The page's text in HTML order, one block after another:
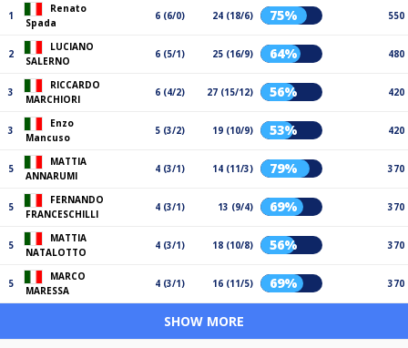
1
Renato
Spada
6 (6/0) 24 (18/6) 75% 550
2
LUCIANO
SALERNO
6 (5/1) 25 (16/9) 64% 480
3
RICCARDO
MARCHIORI
6 (4/2) 27 (15/12) 56% 420
3
Enzo
Mancuso
5 (3/2) 19 (10/9) 53% 420
5
MATTIA
ANNARUMI
4 (3/1) 14 (11/3) 79% 370
5
FERNANDO
FRANCESCHILLI
4 (3/1) 13 (9/4) 69% 370
5
MATTIA
NATALOTTO
4 (3/1) 18 (10/8) 56% 370
5
MARCO
MARESSA
4 (3/1) 16 (11/5) 69% 370
SHOW MORE